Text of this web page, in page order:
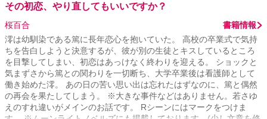
その初恋、やり直してもいいですか？
桜百合
書籍情報
澪は幼馴染である篤に長年恋心を抱いていた。 高校の卒業式で気持
ちを告白しようと決意するが、彼が別の生徒とキスしているところ
を目撃してしまい、初恋はあっけなく終わりを迎える。 ショックと
気まずさから篤との関わりを一切断ち、大学卒業後は看護師として
働き始めた澪。 あの日の苦い思い出は忘れたはずなのに、篤と偶然
の再会を果たしてしまう。 ※大きな事件などはありません。若さゆ
えのすれ違いがメインのお話です。 Rシーンにはマークをつけま